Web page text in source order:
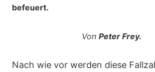
befeuert.
Von Peter Frey.
Nach wie vor werden diese